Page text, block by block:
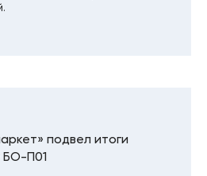
подвел итоги
БО-П01